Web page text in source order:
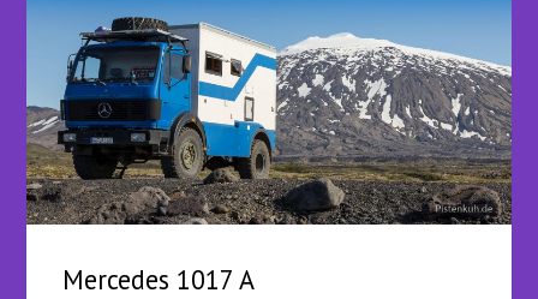
Mercedes 1017 A